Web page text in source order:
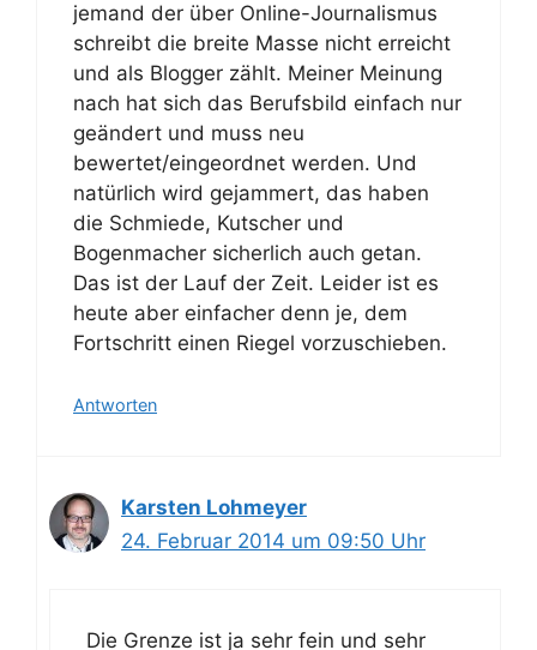
jemand der über Online-Journalismus
schreibt die breite Masse nicht erreicht
und als Blogger zählt. Meiner Meinung
nach hat sich das Berufsbild einfach nur
geändert und muss neu
bewertet/eingeordnet werden. Und
natürlich wird gejammert, das haben
die Schmiede, Kutscher und
Bogenmacher sicherlich auch getan.
Das ist der Lauf der Zeit. Leider ist es
heute aber einfacher denn je, dem
Fortschritt einen Riegel vorzuschieben.
Antworten
Karsten Lohmeyer
24. Februar 2014 um 09:50 Uhr
Die Grenze ist ja sehr fein und sehr